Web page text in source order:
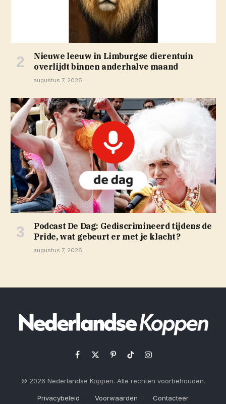
Nieuwe leeuw in Limburgse dierentuin
overlijdt binnen anderhalve maand
augustus 7, 2026
Podcast De Dag: Gediscrimineerd tijdens de
Pride, wat gebeurt er met je klacht?
augustus 7, 2026
Facebook
X
PinterestTikTokInstagram
© 2026 Nederlandse Koppen. Alle rechten voorbehouden.
Privacybeleid Voorwaarden Contacteer